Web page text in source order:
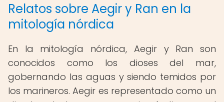
Relatos sobre Aegir y Ran en la
mitología nórdica
En la mitología nórdica, Aegir y Ran son
conocidos como los dioses del mar,
gobernando las aguas y siendo temidos por
los marineros. Aegir es representado como un